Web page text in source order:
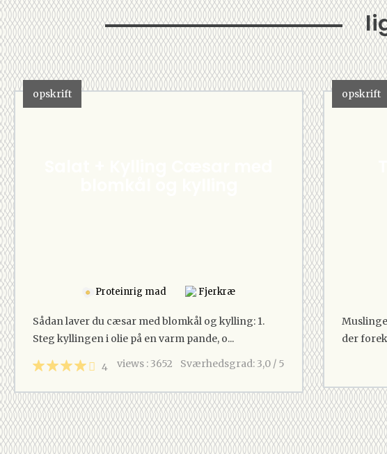
opskrift
Proteinrig mad Fjerkræ
Sådan laver du cæsar med blomkål og kylling: 1.
Steg kyllingen i olie på en varm pande, o...
4 Sværhedsgrad: 3,0 / 5
views : 3652
opskrift
der